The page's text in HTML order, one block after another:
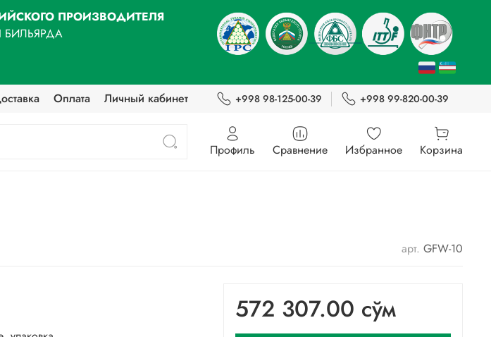
ПРОИЗВОДИТЕЛЯ
БИЛЬЯРДА
Оплата Личный кабинет +998 98-125-00-39 +998 99-820-00-39
Профиль Сравнение Избранное Корзина
арт. GFW-10
572 307.00 сўм